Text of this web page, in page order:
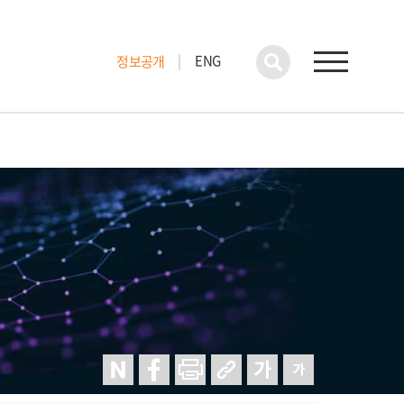
정보공개 ENG